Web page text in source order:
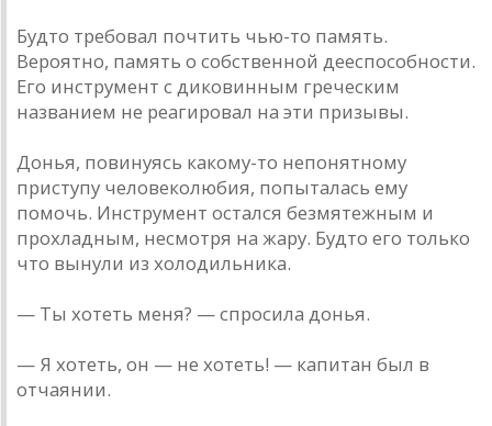
Будто требовал почтить чью-то память.
Вероятно, память о собственной дееспособности.
Его инструмент с диковинным греческим
названием не реагировал на эти призывы.
Донья, повинуясь какому-то непонятному
приступу человеколюбия, попыталась ему
помочь. Инструмент остался безмятежным и
прохладным, несмотря на жару. Будто его только
что вынули из холодильника.
— Ты хотеть меня? — спросила донья.
— Я хотеть, он — не хотеть! — капитан был в
отчаянии.